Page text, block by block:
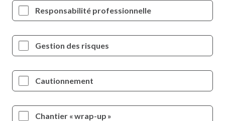
Responsabilité professionnelle
Gestion des risques
Cautionnement
Chantier « wrap-up »